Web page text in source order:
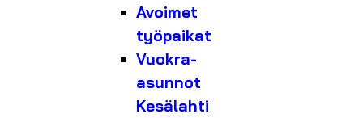
Avoimet
työpaikat
Vuokra-
asunnot
Kesälahti